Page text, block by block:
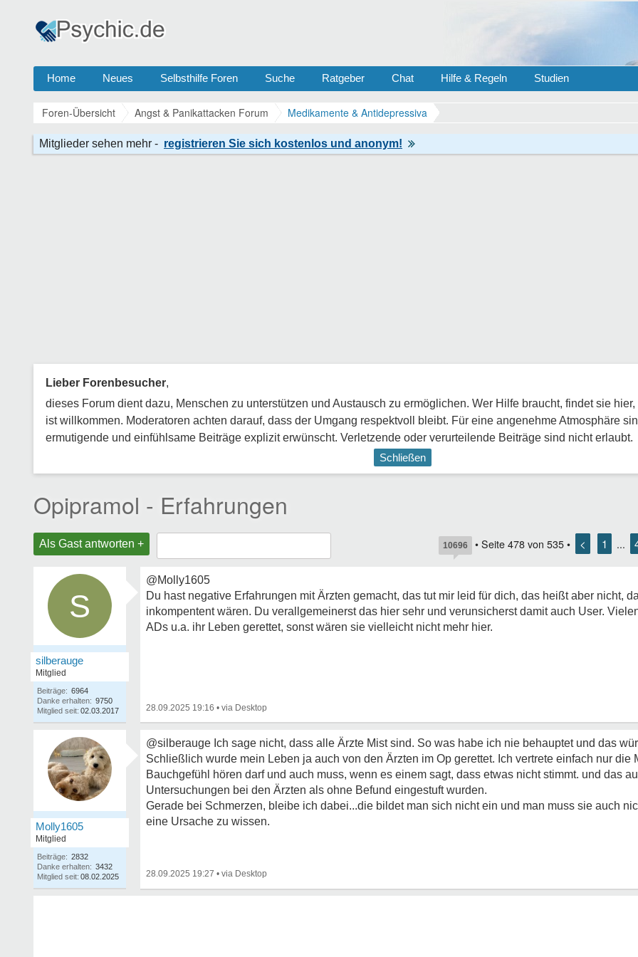
Home Neues Selbsthilfe Foren Suche Ratgeber Chat Hilfe & Regeln Studien
Foren-Übersicht Angst & Panikattacken Forum Medikamente & Antidepressiva
Lieber Forenbesucher,
dieses Forum dient dazu, Menschen zu unterstützen und Austausch zu ermöglichen. Wer Hilfe braucht, findet sie
ist willkommen. Moderatoren achten darauf, dass der Umgang respektvoll bleibt. Für eine angenehme Atmosphäre
ermutigende und einfühlsame Beiträge explizit erwünscht. Verletzende oder verurteilende Beiträge sind nicht erlaubt.
Schließen
Opipramol - Erfahrungen
Als Gast antworten + 10696 • Seite 478 von 535 • < 1 ...
S
silberauge
Mitglied
Beiträge: 6964
Danke erhalten: 9750
Mitglied seit: 02.03.2017
@Molly1605
Du hast negative Erfahrungen mit Ärzten gemacht, das tut mir leid für dich, das heißt aber nicht,
inkompentent wären. Du verallgemeinerst das hier sehr und verunsicherst damit auch User.
ADs u.a. ihr Leben gerettet, sonst wären sie vielleicht nicht mehr hier.
28.09.2025 19:16 •
Molly1605
Mitglied
Beiträge: 2832
Danke erhalten: 3432
Mitglied seit: 08.02.2025
@silberauge Ich sage nicht, dass alle Ärzte Mist sind. So was habe ich nie behauptet und das
Schließlich wurde mein Leben ja auch von den Ärzten im Op gerettet. Ich vertrete einfach nur die
Bauchgefühl hören darf und auch muss, wenn es einem sagt, dass etwas nicht stimmt. und das
Untersuchungen bei den Ärzten als ohne Befund eingestuft wurden.
Gerade bei Schmerzen, bleibe ich dabei...die bildet man sich nicht ein und man muss sie auch
eine Ursache zu wissen.
28.09.2025 19:27 •